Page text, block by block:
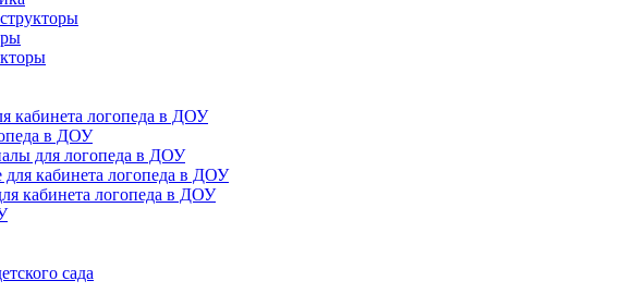
кабинета логопеда в ДОУ
в ДОУ
для логопеда в ДОУ
кабинета логопеда в ДОУ
кабинета логопеда в ДОУ
сада